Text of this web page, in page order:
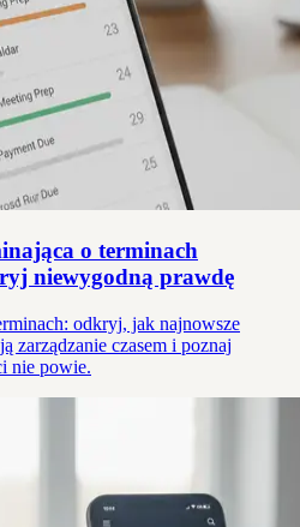
o terminach
niewygodną prawdę
odkryj, jak najnowsze
zarządzanie czasem i poznaj
nie powie.